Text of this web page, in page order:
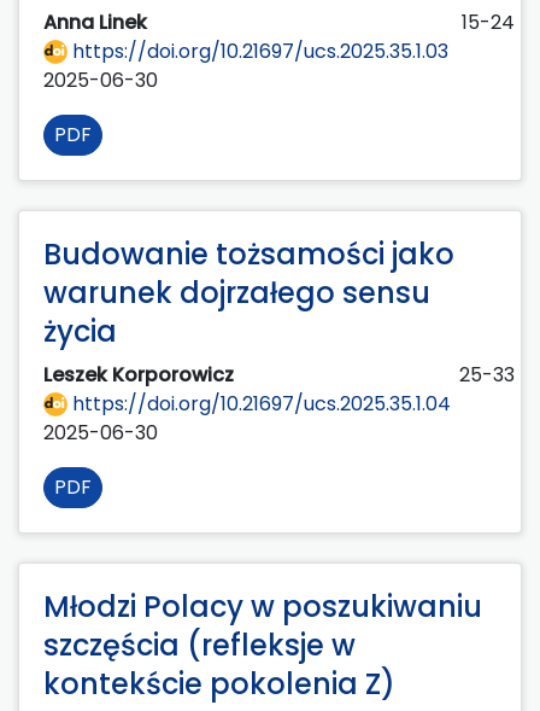
Anna Linek
15-24
https://doi.org/10.21697/ucs.2025.35.1.03
2025-06-30
PDF
Budowanie tożsamości jako
warunek dojrzałego sensu
życia
Leszek Korporowicz
25-33
https://doi.org/10.21697/ucs.2025.35.1.04
2025-06-30
PDF
Młodzi Polacy w poszukiwaniu
szczęścia (refleksje w
kontekście pokolenia Z)